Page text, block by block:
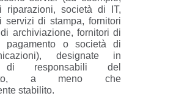
riparazioni, società di IT,
servizi di stampa, fornitori
archiviazione, fornitori di
pagamento o società di
designate in
di responsabili del
a meno che
stabilito.